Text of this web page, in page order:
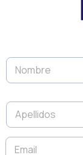
i
s
e
ñ
E
m
N
m
r
*
A
e
lE